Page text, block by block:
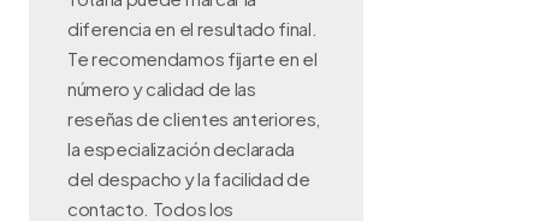
diferencia en el resultado final.
Te recomendamos fijarte en el
número y calidad de las
reseñas de clientes anteriores,
la especialización declarada
del despacho y la facilidad de
contacto. Todos los